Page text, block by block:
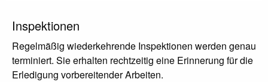
Inspektionen
Regelmäßig wiederkehrende Inspektionen werden genau
terminiert. Sie erhalten rechtzeitig eine Erinnerung für die
Erledigung vorbereitender Arbeiten.